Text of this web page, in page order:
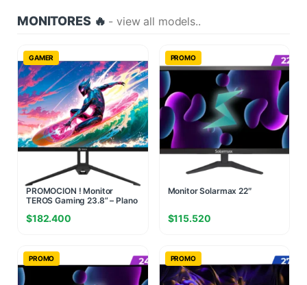
MONITORES 🔥 - view all models..
GAMER
PROMOCION ! Monitor
TEROS Gaming 23.8” – Plano
$182.400
PROMO
Monitor Solarmax 22″
$115.520
PROMO PROMO